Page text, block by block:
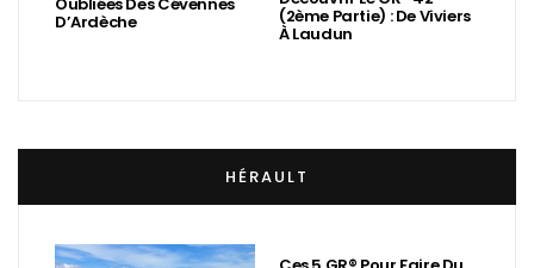
D’Ardèche (2ème Partie) : De Viviers
À Laudun
HÉRAULT